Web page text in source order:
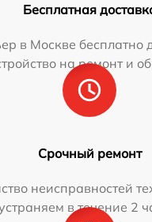
Бесплатная
в Москве бесплатно
на ремонт и
Срочный ремонт
неисправностей
в течение 2